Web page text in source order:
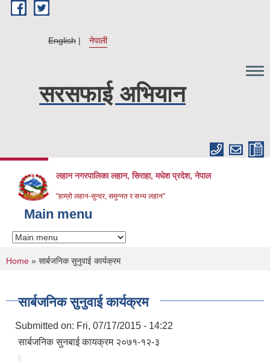
Skip to main content
English नेपाली
सरसफाई अभियान
लहान नगरपालिका लहान, सिराहा, मधेश प्रदेश, नेपाल
"हाम्रो लहान-सुन्दर, समुन्नत र सभ्य लहान"
Main menu
You are here
Home » सार्बजनिक सुनुवाई कार्यक्रम
सार्बजनिक सुनुवाई कार्यक्रम
Submitted on: Fri, 07/17/2015 - 14:22
सार्बजनिक सुनबाई कायक्रम २०७१-१२-३